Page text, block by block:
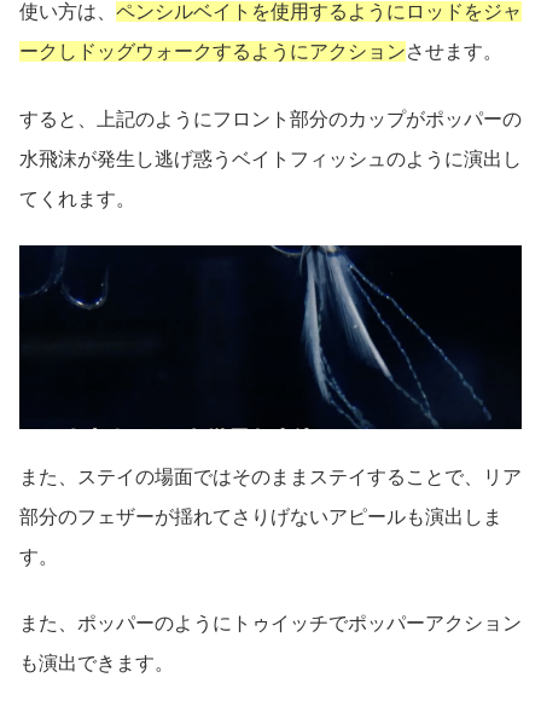
使い方は、 ペンシルベイトを使用するようにロッドをジャ
ークしドッグウォークするようにアクションさせます。
すると、上記のようにフロント部分のカップがポッパーの
水飛沫が発生し逃げ惑うベイトフィッシュのように演出し
てくれます。
また、ステイの場面ではそのままステイすることで、リア
部分のフェザーが揺れてさりげないアピールも演出しま
す。
また、ポッパーのようにトゥイッチでポッパーアクション
も演出できます。